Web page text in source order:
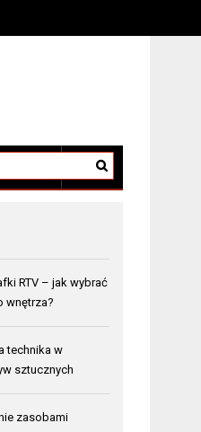
RTV – jak wybrać
wnętrza?
technika w
sztucznych
zasobami